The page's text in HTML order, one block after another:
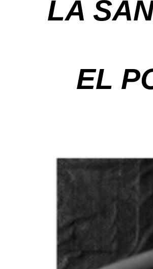
LA
EL